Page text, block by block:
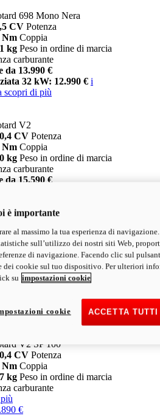
698 Mono Nera
CV Potenza
Nm Coppia
kg Peso in ordine di marcia
carburante
da 13.990 €
32 kW: 12.990 € i
scopri di più
V2
CV Potenza
Nm Coppia
kg Peso in ordine di marcia
carburante
da 15.590 €
V2 SP
CVPotenza
NmCoppia
kgPeso in ordine di marcia
carburante
35 kW: 18.890 € i
scopri di più
V2 SP 100
CV Potenza
Nm Coppia
kg Peso in ordine di marcia
carburante
€
è importante
al massimo la tua esperienza di
sull’utilizzo dei nostri siti Web,
di navigazione. Facendo clic sul
dei cookie sul tuo dispositivo. Per ulteriori
su impostazioni cookie
ACCETTA
cookie